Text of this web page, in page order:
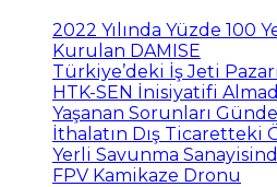
2022 Yılında Yüzde 100
Kurulan DAMISE
Türkiye’deki İş Jeti
HTK-SEN İnisiyatifi
Yaşanan Sorunları
İthalatın Dış Ticaretteki
Yerli Savunma
FPV Kamikaze Dronu